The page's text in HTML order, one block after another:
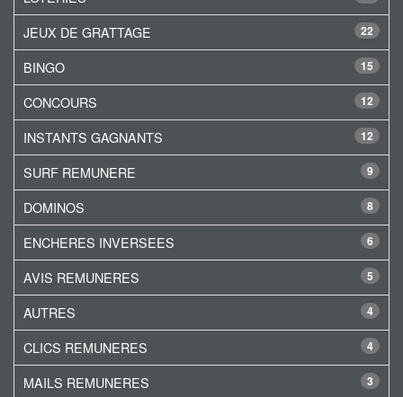
22
JEUX DE GRATTAGE
15
BINGO
12
CONCOURS
12
INSTANTS GAGNANTS
9
SURF REMUNERE
8
DOMINOS
6
ENCHERES INVERSEES
5
AVIS REMUNERES
4
AUTRES
4
CLICS REMUNERES
3
MAILS REMUNERES